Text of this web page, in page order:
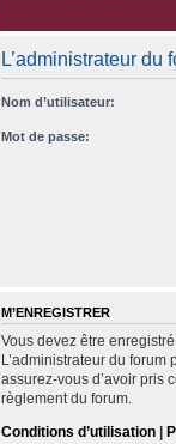
L’administrateur
Nom d’utilisateur:
Mot de passe:
M’ENREGISTRER
Vous devez être
L’administrateur du
assurez-vous d’avoir pris
règlement du forum.
Conditions d’utilisation |